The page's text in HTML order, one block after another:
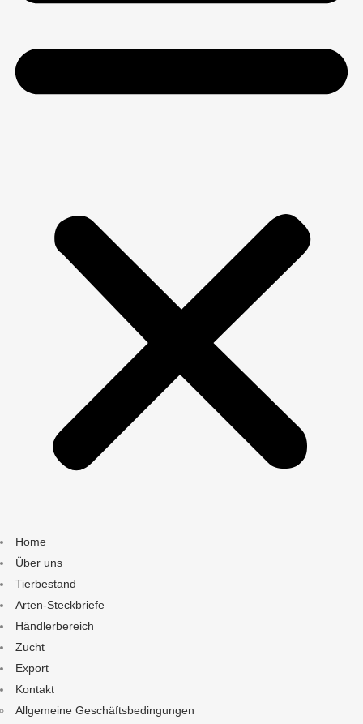
Home
Über uns
Tierbestand
Arten-Steckbriefe
Händlerbereich
Zucht
Export
Kontakt
Allgemeine Geschäftsbedingungen